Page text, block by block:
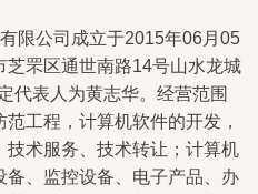
限公司成立于2015年06月05
芝罘区通世南路14号山水龙城
代表人为黄志华。经营范围
工程，计算机软件的开发，
术服务、技术转让；计算机
、监控设备、电子产品、办